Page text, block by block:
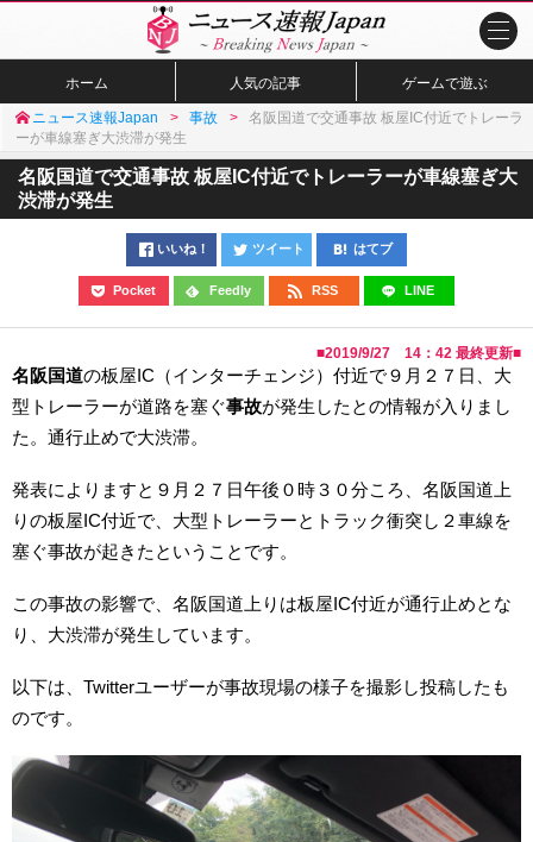
ホーム 人気の記事 ゲームで遊ぶ
ニュース速報Japan 事故
名阪国道で交通事故 板屋IC付近でトレーラ
ーが車線塞ぎ大渋滞が発生
名阪国道で交通事故 板屋IC付近でトレーラーが車線塞ぎ大
渋滞が発生
いいね！ ツイート はてブ
Pocket Feedly RSS LINE
■2019/9/27 14：42 最終更新■
名阪国道の板屋IC（インターチェンジ）付近で９月２７日、大
型トレーラーが道路を塞ぐ事故が発生したとの情報が入りまし
た。通行止めで大渋滞。
発表によりますと９月２７日午後０時３０分ころ、名阪国道上
りの板屋IC付近で、大型トレーラーとトラック衝突し２車線を
塞ぐ事故が起きたということです。
この事故の影響で、名阪国道上りは板屋IC付近が通行止めとな
り、大渋滞が発生しています。
以下は、Twitterユーザーが事故現場の様子を撮影し投稿したも
のです。